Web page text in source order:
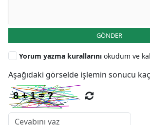
GÖNDER
Yorum yazma kurallarını okudum ve
Aşağıdaki görselde işlemin sonucu